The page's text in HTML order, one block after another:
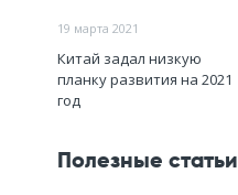
19 марта 2021
Китай задал низкую
планку развития на 2021
год
Полезные статьи